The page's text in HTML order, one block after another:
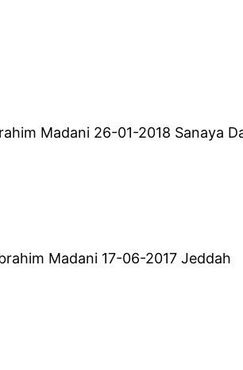
Madani 26-01-2018 Sanaya
Madani 17-06-2017 Jeddah